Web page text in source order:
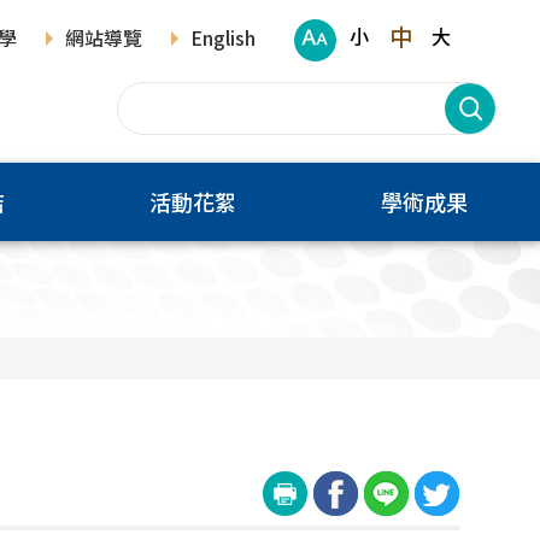
網站導覽 English 小 中 大
活動花絮 學術成果